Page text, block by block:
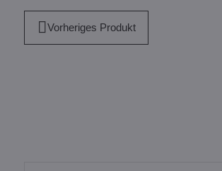
Vorheriges Produkt